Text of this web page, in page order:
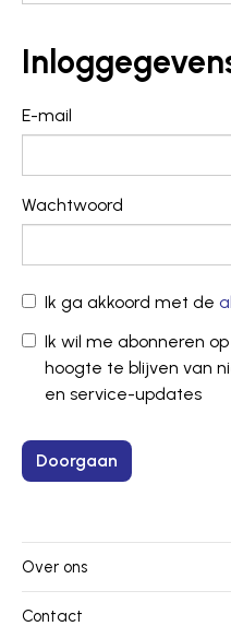
E-mail
Wachtwoord
Ik ga akkoord met de
Ik wil me abonneren
hoogte te blijven van
en service-updates
Over ons
Contact